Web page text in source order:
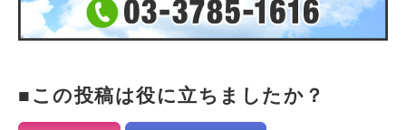
この投稿は役に立ちましたか？